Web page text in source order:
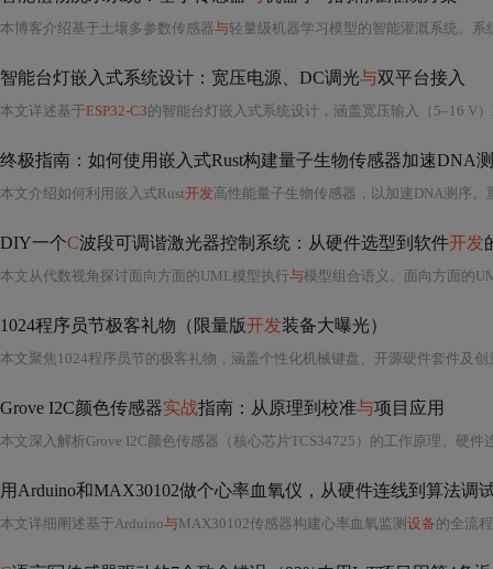
本博客介绍基于土壤多参数传感器与轻量级机器学习模型的智能灌溉系统。系统通过电容式湿度、温度及电导率传感器实时监
智能台灯嵌入式系统设计：宽压电源、DC调光与双平台接入
本文详述基于ESP32-C3的智能台灯嵌入式系统设计，涵盖宽压输入（5–16 V
终极指南：如何使用嵌入式Rust构建量子生物传感器加速DNA
本文介绍如何利用嵌入式Rust开发高性能量子生物传感器，以加速DNA测序。重点涵盖Rust在内存安全、零成本抽象
DIY一个C波段可调谐激光器控制系统：从硬件选型到软件开发
本文从代数视角探讨面向方面的UML模型执行与模型组合语义。面向方面的UML模型执行中反射动作实现重要，但工具支持有挑
1024程序员节极客礼物（限量版开发装备大曝光）
本文聚焦1024程序员节的极客礼物，涵盖个性化机械键盘、开源硬件套件及
Grove I2C颜色传感器实战指南：从原理到校准与项目应用
用Arduino和MAX30102做个心率血氧仪，从硬件连线到算法调
本文详细阐述基于Arduino与MAX30102传感器构建心率血氧监测 设备的全流